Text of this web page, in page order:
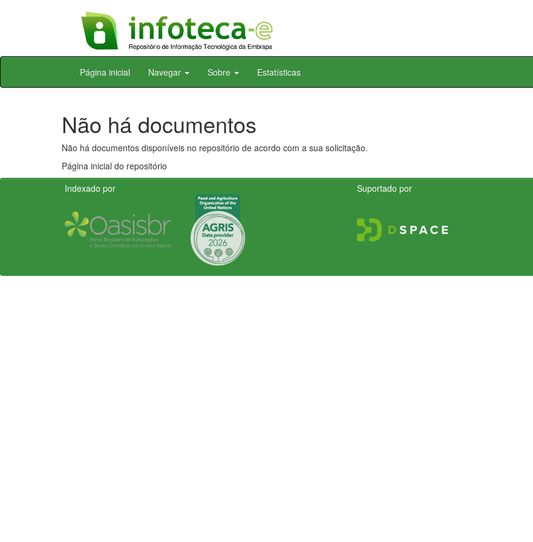
Skip
Página inicial Navegar Sobre Estatísticas
Não há documentos
Não há documentos disponíveis no repositório de acordo com a sua solicitação.
Página inicial do repositório
Indexado por
Suportado por